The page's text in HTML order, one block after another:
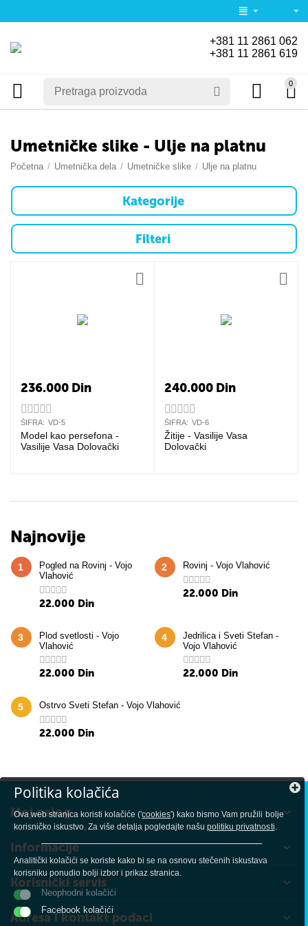
+381 11 2861 062
+381 11 2861 619
0
Umetničke slike - Ulje na platnu
Početna / Umetnička dela / Umetničke slike / Ulje na platnu
Kategorije
Filteri
236.000 Din
ŠIFRA: VD-5
Model kao persefona -
Vasilije Vasa Dolovački
240.000 Din
ŠIFRA: VD-6
Žitije - Vasilije Vasa
Dolovački
Najnovije
1
Pogled na Rovinj - Vojo
Vlahović
22.000 Din
2 Rovinj - Vojo Vlahović
22.000 Din
3
Plod svetlosti - Vojo
Vlahović
22.000 Din
4
Jedrilica i Sveti Stefan -
Vojo Vlahović
22.000 Din
5 Ostrvo Sveti Stefan - Vojo Vlahović
22.000 Din
Moj nalog
Informacije
Korisnički servis
Adresa i kontakt podaci
Politika kolačića
Ova web stranica koristi kolačiće ('cookies') kako bismo Vam pružili bolje
korisničko iskustvo. Za više detalja pogledajte našupolitiku privatnosti.
Analitički kolačići se koriste kako bi se na osnovu stečenih iskustava
korisniku ponudio bolji izbor i prikaz stranica.
Neophodni kolačići
Facebook kolačići